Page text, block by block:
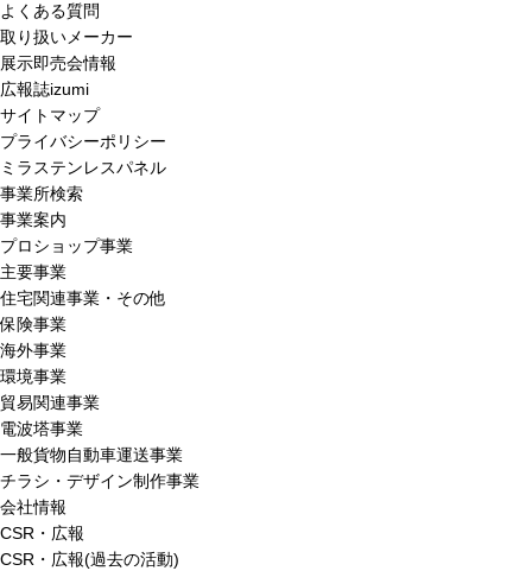
よくある質問
取り扱いメーカー
展示即売会情報
広報誌izumi
サイトマップ
プライバシーポリシー
ミラステンレスパネル
事業所検索
事業案内
プロショップ事業
主要事業
住宅関連事業・その他
保険事業
海外事業
環境事業
貿易関連事業
電波塔事業
一般貨物自動車運送事業
チラシ・デザイン制作事業
会社情報
CSR・広報
CSR・広報(過去の活動)